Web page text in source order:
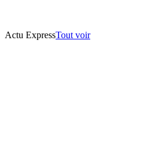
Actu ExpressTout voir